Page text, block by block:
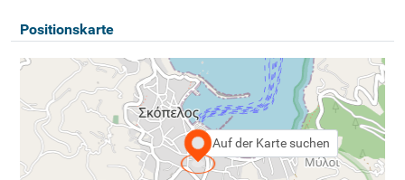
Positionskarte
Auf der Karte suchen